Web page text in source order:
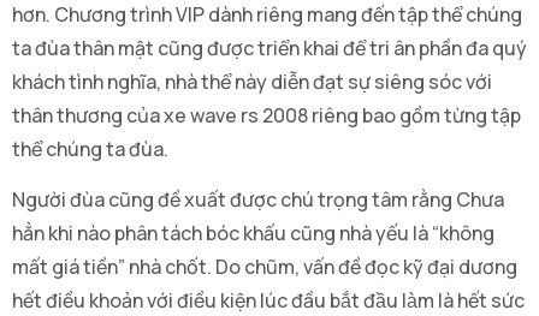
hơn. Chương trình VIP dành riêng mang đến tập thể chúng
ta đùa thân mật cũng được triển khai để tri ân phần đa quý
khách tình nghĩa, nhà thể này diễn đạt sự siêng sóc với
thân thương của xe wave rs 2008 riêng bao gồm từng tập
thể chúng ta đùa.
Người đùa cũng đề xuất được chú trọng tâm rằng Chưa
hẳn khi nào phân tách bóc khấu cũng nhà yếu là “không
mất giá tiền” nhà chốt. Do chũm, vấn đề đọc kỹ đại dương
hết điều khoản với điều kiện lúc đầu bắt đầu làm là hết sức